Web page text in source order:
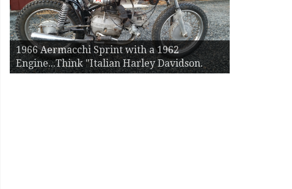
restored. Picked vintage warehouse lighting
in the background